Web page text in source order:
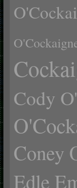
Cody
Coney
Edle